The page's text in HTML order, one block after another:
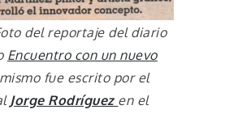
del reportaje del diario
Encuentro con un nuevo
fue escrito por el
Jorge Rodríguez en el